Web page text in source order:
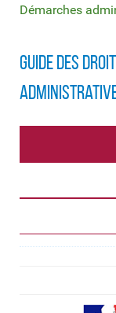
Démarches
Guide des